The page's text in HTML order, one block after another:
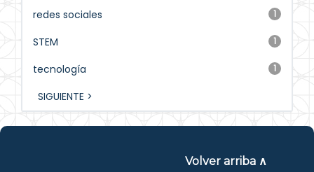
1
redes sociales
1
STEM
1
tecnología
SIGUIENTE >
Volver arriba ∧